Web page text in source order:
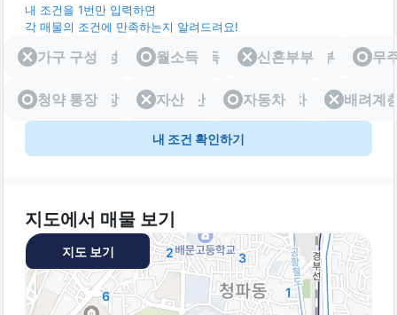
내 조건을 1번만 입력하면
각 매물의 조건에 만족하는지 알려드려요!
가구 구성 월소득 신혼부부
가구 구성 월소득 신혼부부 무
청약 통장 자산 자동차 배려
청약 통장 자산 자동차 배려계
내 조건 확인하기
지도에서 매물 보기
6
2 3
1
지도 보기